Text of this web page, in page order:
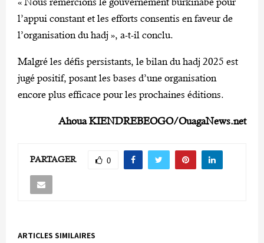
l’appui constant et les efforts consentis en faveur de
l’organisation du hadj », a-t-il conclu.
Malgré les défis persistants, le bilan du hadj 2025 est
jugé positif, posant les bases d’une organisation
encore plus efficace pour les prochaines éditions.
Ahoua KIENDREBEOGO/OuagaNews.net
PARTAGER 0
ARTICLES SIMILAIRES